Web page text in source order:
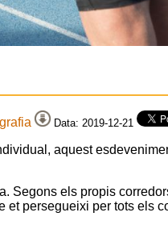
Data: 2019-12-21
aquest
Segons els propis
et persegueixi per tots els